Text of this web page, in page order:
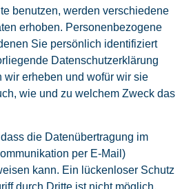
benutzen, werden verschiedene
erhoben. Personenbezogene
Sie persönlich identifiziert
Datenschutzerklärung
wir erheben und wofür wir sie
wie und zu welchem Zweck das
die Datenübertragung im
per E-Mail)
kann. Ein lückenloser Schutz
durch Dritte ist nicht möglich.